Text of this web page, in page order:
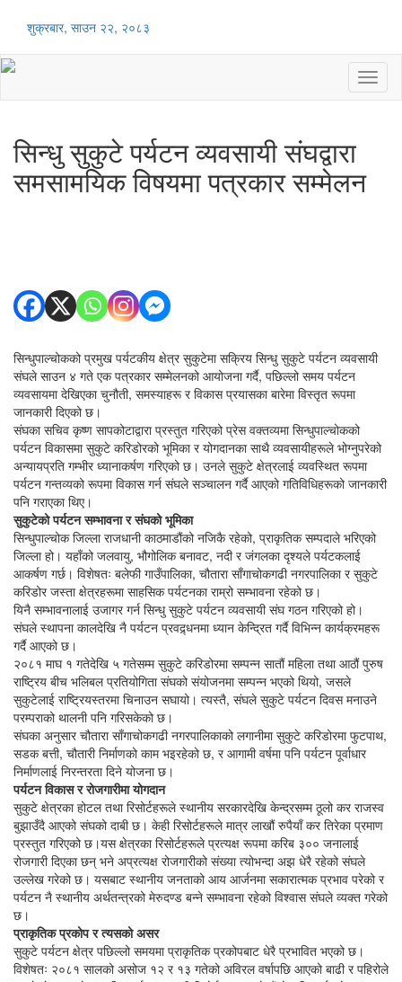
शुक्रबार, साउन २२, २०८३
सिन्धु सुकुटे पर्यटन व्यवसायी संघद्वारा
समसामयिक विषयमा पत्रकार सम्मेलन
सिन्धुपाल्चोकको प्रमुख पर्यटकीय क्षेत्र सुकुटेमा सक्रिय सिन्धु सुकुटे पर्यटन व्यवसायी
संघले साउन ४ गते एक पत्रकार सम्मेलनको आयोजना गर्दै, पछिल्लो समय पर्यटन
व्यवसायमा देखिएका चुनौती, समस्याहरू र विकास प्रयासका बारेमा विस्तृत रूपमा
जानकारी दिएको छ।
संघका सचिव कृष्ण सापकोटाद्वारा प्रस्तुत गरिएको प्रेस वक्तव्यमा सिन्धुपाल्चोकको
पर्यटन विकासमा सुकुटे करिडोरको भूमिका र योगदानका साथै व्यवसायीहरूले भोग्नुपरेको
अन्यायप्रति गम्भीर ध्यानाकर्षण गरिएको छ। उनले सुकुटे क्षेत्रलाई व्यवस्थित रूपमा
पर्यटन गन्तव्यको रूपमा विकास गर्न संघले सञ्चालन गर्दै आएको गतिविधिहरूको जानकारी
पनि गराएका थिए।
सुकुटेको पर्यटन सम्भावना र संघको भूमिका
सिन्धुपाल्चोक जिल्ला राजधानी काठमाडौंको नजिकै रहेको, प्राकृतिक सम्पदाले भरिएको
जिल्ला हो। यहाँको जलवायु, भौगोलिक बनावट, नदी र जंगलका दृश्यले पर्यटकलाई
आकर्षण गर्छ। विशेषतः बलेफी गाउँपालिका, चौतारा साँगाचोकगढी नगरपालिका र सुकुटे
करिडोर जस्ता क्षेत्रहरूमा साहसिक पर्यटनका राम्रो सम्भावना रहेको छ।
यिनै सम्भावनालाई उजागर गर्न सिन्धु सुकुटे पर्यटन व्यवसायी संघ गठन गरिएको हो।
संघले स्थापना कालदेखि नै पर्यटन प्रवद्र्धनमा ध्यान केन्द्रित गर्दै विभिन्न कार्यक्रमहरू
गर्दै आएको छ।
२०८१ माघ १ गतेदेखि ५ गतेसम्म सुकुटे करिडोरमा सम्पन्न सातौं महिला तथा आठौं पुरुष
राष्ट्रिय बीच भलिबल प्रतियोगिता संघको संयोजनमा सम्पन्न भएको थियो, जसले
सुकुटेलाई राष्ट्रियस्तरमा चिनाउन सघायो। त्यस्तै, संघले सुकुटे पर्यटन दिवस मनाउने
परम्पराको थालनी पनि गरिसकेको छ।
संघका अनुसार चौतारा साँगाचोकगढी नगरपालिकाको लगानीमा सुकुटे करिडोरमा फुटपाथ,
सडक बत्ती, चौतारी निर्माणको काम भइरहेको छ, र आगामी वर्षमा पनि पर्यटन पूर्वाधार
निर्माणलाई निरन्तरता दिने योजना छ।
पर्यटन विकास र रोजगारीमा योगदान
सुकुटे क्षेत्रका होटल तथा रिसोर्टहरूले स्थानीय सरकारदेखि केन्द्रसम्म ठूलो कर राजस्व
बुझाउँदै आएको संघको दाबी छ। केही रिसोर्टहरूले मात्र लाखौं रुपैयाँ कर तिरेका प्रमाण
प्रस्तुत गरिएको छ।यस क्षेत्रका रिसोर्टहरूले प्रत्यक्ष रूपमा करिब ३०० जनालाई
रोजगारी दिएका छन् भने अप्रत्यक्ष रोजगारीको संख्या त्योभन्दा अझ धेरै रहेको संघले
उल्लेख गरेको छ। यसबाट स्थानीय जनताको आय आर्जनमा सकारात्मक प्रभाव परेको र
पर्यटन नै स्थानीय अर्थतन्त्रको मेरुदण्ड बन्ने सम्भावना रहेको विश्वास संघले व्यक्त गरेको
छ।
प्राकृतिक प्रकोप र त्यसको असर
सुकुटे पर्यटन क्षेत्र पछिल्लो समयमा प्राकृतिक प्रकोपबाट धेरै प्रभावित भएको छ।
विशेषतः २०८१ सालको असोज १२ र १३ गतेको अविरल वर्षापछि आएको बाढी र पहिरोले